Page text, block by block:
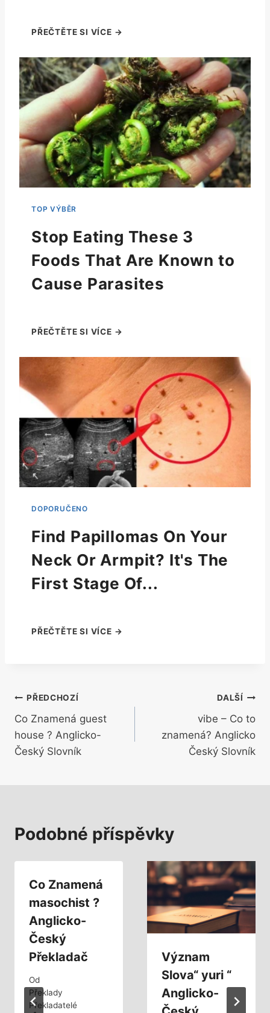
Stop Eating These 3
Foods That Are Known to
Cause Parasites
Find Papillomas On Your
Neck Or Armpit? It's The
First Stage Of...
Navigace
pro
příspěvek
PŘEDCHOZÍ
Co Znamená guest
house ? Anglicko-
Český Slovník
DALŠÍ
vibe – Co to
znamená? Anglicko
Český Slovník
Podobné příspěvky
Co Znamená
masochist ?
Anglicko-
Český
Překladač
Od
Překlady
Překladatelé
Význam
Slova“ yuri “
Anglicko-